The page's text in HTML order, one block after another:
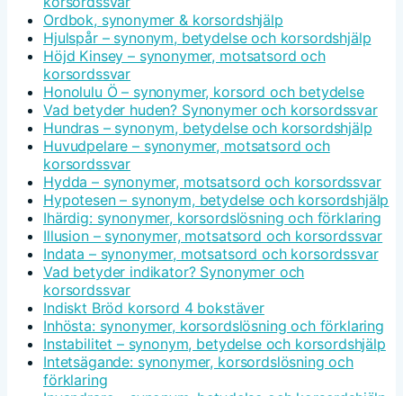
Ordbok, synonymer & korsordshjälp
Hjulspår – synonym, betydelse och korsordshjälp
Höjd Kinsey – synonymer, motsatsord och
korsordssvar
Honolulu Ö – synonymer, korsord och betydelse
Vad betyder huden? Synonymer och korsordssvar
Hundras – synonym, betydelse och korsordshjälp
Huvudpelare – synonymer, motsatsord och
korsordssvar
Hydda – synonymer, motsatsord och korsordssvar
Hypotesen – synonym, betydelse och korsordshjälp
Ihärdig: synonymer, korsordslösning och förklaring
Illusion – synonymer, motsatsord och korsordssvar
Indata – synonymer, motsatsord och korsordssvar
Vad betyder indikator? Synonymer och
korsordssvar
Indiskt Bröd korsord 4 bokstäver
Inhösta: synonymer, korsordslösning och förklaring
Instabilitet – synonym, betydelse och korsordshjälp
Intetsägande: synonymer, korsordslösning och
förklaring